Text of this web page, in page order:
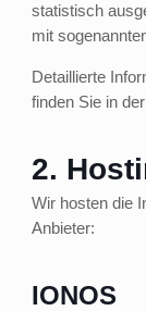
statistisch
mit
Detaillierte
finden Sie in
2.
Wir hosten die
Anbieter:
IONOS